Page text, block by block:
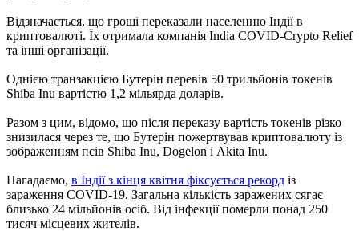
Відзначається, що гроші переказали населенню Індії в
криптовалюті. Їх отримала компанія India COVID-Crypto Relief
та інші організації.
Однією транзакцією Бутерін перевів 50 трильйонів токенів
Shiba Inu вартістю 1,2 мільярда доларів.
Разом з цим, відомо, що після переказу вартість токенів різко
знизилася через те, що Бутерін пожертвував криптовалюту із
зображенням псів Shiba Inu, Dogelon і Akita Inu.
Нагадаємо, в Індії з кінця квітня фіксується рекорд із
зараження COVID-19. Загальна кількість заражених сягає
близько 24 мільйонів осіб. Від інфекції померли понад 250
тисяч місцевих жителів.